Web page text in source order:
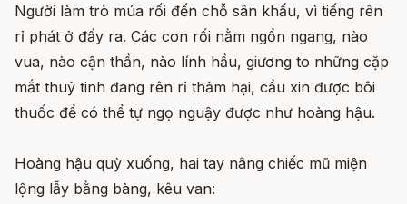
Người làm trò múa rối đến chỗ sân khấu, vì tiếng rên
rỉ phát ở đấy ra. Các con rối nằm ngổn ngang, nào
vua, nào cận thần, nào lính hầu, giương to những cặp
mắt thuỷ tinh đang rên rỉ thảm hại, cầu xin được bôi
thuốc để có thể tự ngọ nguậy được như hoàng hậu.
Hoàng hậu quỳ xuống, hai tay nâng chiếc mũ miện
lộng lẫy bằng bàng, kêu van: